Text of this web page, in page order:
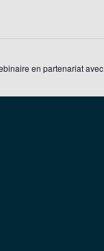
en partenariat